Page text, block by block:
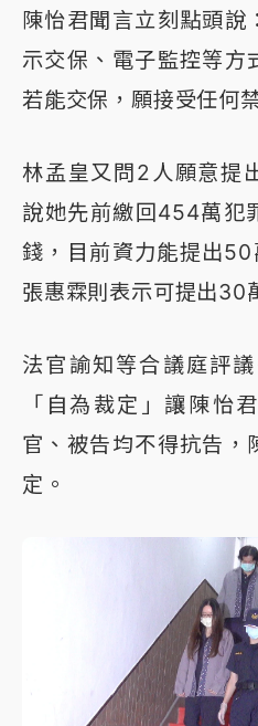
陳怡君聞言立刻點頭說
示交保、電子監控等方
若能交保，願接受任何
林孟皇又問2人願意提
說她先前繳回454萬犯
錢，目前資力能提出50
張惠霖則表示可提出30
法官諭知等合議庭評
「自為裁定」讓陳怡
官、被告均不得抗告，
定。